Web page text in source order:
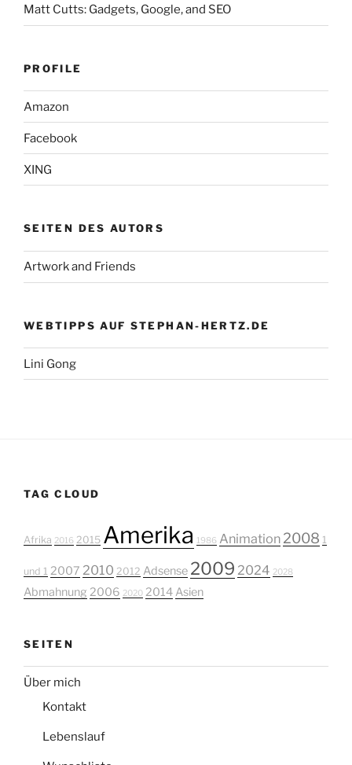
Matt Cutts: Gadgets, Google, and SEO
PROFILE
Amazon
Facebook
XING
SEITEN DES AUTORS
Artwork and Friends
WEBTIPPS AUF STEPHAN-HERTZ.DE
Lini Gong
TAG CLOUD
Afrika 2016 2015 Amerika 1986 Animation 2008 1
und 1 2007 2010 2012 Adsense 2009 2024 2028
Abmahnung 2006 2020 2014 Asien
SEITEN
Über mich
Kontakt
Lebenslauf